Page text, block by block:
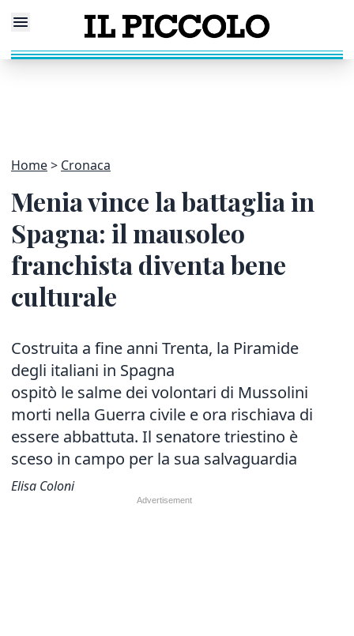
Home Cronaca
Menia vince la battaglia in
Spagna: il mausoleo
franchista diventa bene
culturale
Costruita a fine anni Trenta, la Piramide
degli italiani in Spagna
ospitò le salme dei volontari di Mussolini
morti nella Guerra civile e ora rischiava di
essere abbattuta. Il senatore triestino è
sceso in campo per la sua salvaguardia
Elisa Coloni